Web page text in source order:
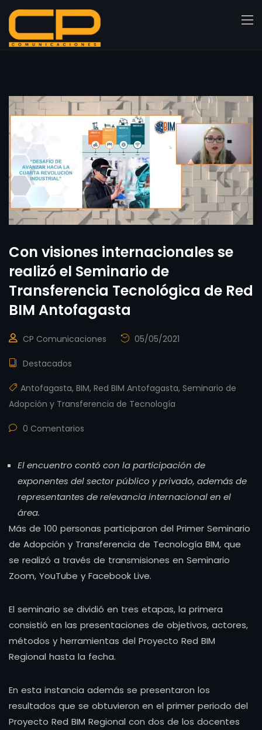
Con visiones internacionales se
realizó el Seminario de
Transferencia Tecnológica de Red
BIM Antofagasta
CP Comunicaciones 05/05/2021
Destacados
Antofagasta, BIM, Red BIM Antofagasta, Seminario de
Adopción y Transferencia de Tecnología
0 Comentarios
El encuentro contó con la participación de
exponentes del sector público y privado, además de
representantes de relevancia internacional en el
área.
Más de 100 personas participaron del Primer Seminario
de Adopción y Transferencia de Tecnología BIM, que
se realizó a través de transmisiones en Seminario
Zoom, YouTube y Facebook Live.
El seminario se dividió en tres etapas, la primera
consistió en las presentaciones de objetivos, actores,
métodos y herramientas del Proyecto Red BIM
Regional hasta la fecha.
En esta instancia además se presentaron los
resultados que se obtuvieron en el primer periodo del
Proyecto Red BIM Regional con dos de los docentes